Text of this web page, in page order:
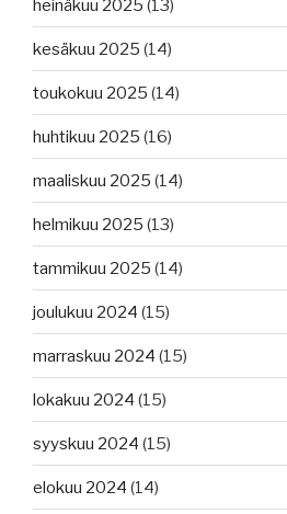
heinäkuu 2025 (13)
kesäkuu 2025 (14)
toukokuu 2025 (14)
huhtikuu 2025 (16)
maaliskuu 2025 (14)
helmikuu 2025 (13)
tammikuu 2025 (14)
joulukuu 2024 (15)
marraskuu 2024 (15)
lokakuu 2024 (15)
syyskuu 2024 (15)
elokuu 2024 (14)